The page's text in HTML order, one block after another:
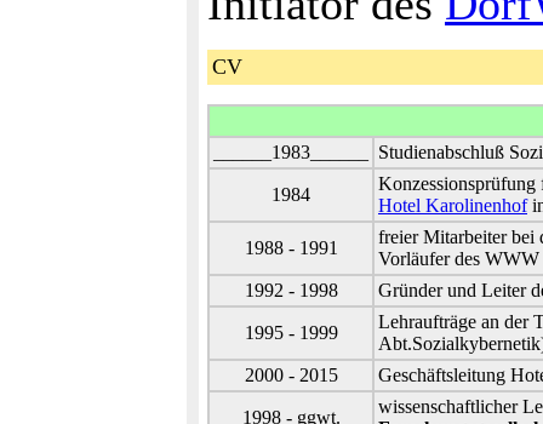
CV
______1983______ Studienabschluß
1984
Konzessionsprüfung
Hotel Karolinenhof
1988 - 1991
freier Mitarbeiter bei
Vorläufer des WWW
1992 - 1998
Gründer und Leiter
1995 - 1999
Lehraufträge an der
2000 - 2015
Geschäftsleitung
1998 - ggwt.
wissenschaftlicher